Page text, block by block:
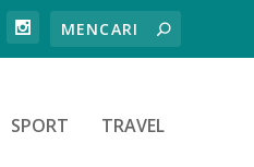
SPORT TRAVEL